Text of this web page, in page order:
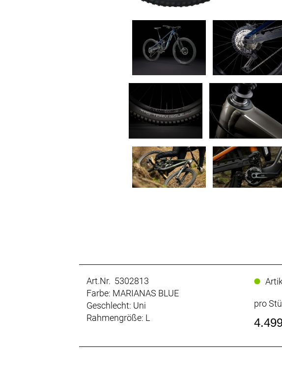
Art.Nr. 5302813
Farbe: MARIANAS BLUE
Geschlecht: Uni
Rahmengröße: L
pro